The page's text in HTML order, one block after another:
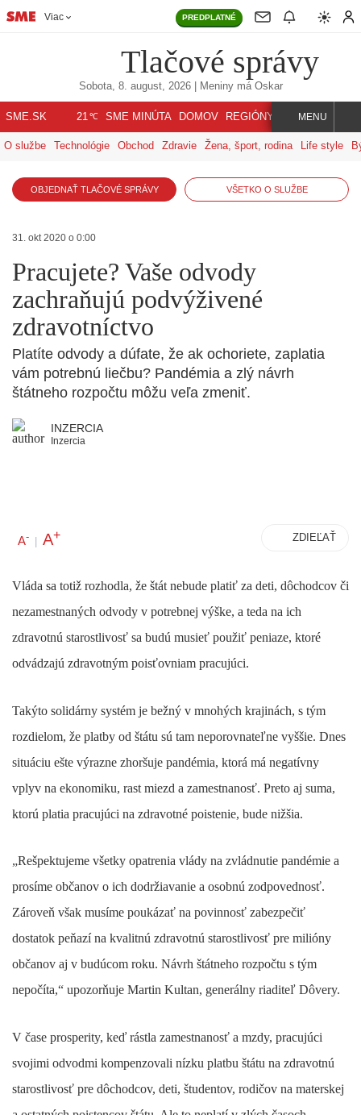
Viac PREDPLATNÉ
Tlačové správy
Sobota, 8. august, 2026| Meniny má Oskar
SME.SK 21℃ SME MINÚTA DOMOV REGIÓNY INDEX SVET
MENU
O službe Technológie Obchod Zdravie Žena, šport, rodina Life style
OBJEDNAŤ TLAČOVÉ SPRÁVY VŠETKO O SLUŽBE
31. okt 2020 o 0:00
Pracujete? Vaše odvody
zachraňujú podvýživené
zdravotníctvo
Platíte odvody a dúfate, že ak ochoriete, zaplatia
vám potrebnú liečbu? Pandémia a zlý návrh
štátneho rozpočtu môžu veľa zmeniť.
INZERCIA
Inzercia
A- | A+ ZDIEĽAŤ
Vláda sa totiž rozhodla, že štát nebude platiť za deti, dôchodcov či
nezamestnaných odvody v potrebnej výške, a teda na ich
zdravotnú starostlivosť sa budú musieť použiť peniaze, ktoré
odvádzajú zdravotným poisťovniam pracujúci.
Takýto solidárny systém je bežný v mnohých krajinách, s tým
rozdielom, že platby od štátu sú tam neporovnateľne vyššie. Dnes
situáciu ešte výrazne zhoršuje pandémia, ktorá má negatívny
vplyv na ekonomiku, rast miezd a zamestnanosť. Preto aj suma,
ktorú platia pracujúci na zdravotné poistenie, bude nižšia.
„Rešpektujeme všetky opatrenia vlády na zvládnutie pandémie a
prosíme občanov o ich dodržiavanie a osobnú zodpovednosť.
Zároveň však musíme poukázať na povinnosť zabezpečiť
dostatok peňazí na kvalitnú zdravotnú starostlivosť pre milióny
občanov aj v budúcom roku. Návrh štátneho rozpočtu s tým
nepočíta,“ upozorňuje Martin Kultan, generálny riaditeľ Dôvery.
V čase prosperity, keď rástla zamestnanosť a mzdy, pracujúci
svojimi odvodmi kompenzovali nízku platbu štátu na zdravotnú
starostlivosť pre dôchodcov, deti, študentov, rodičov na materskej